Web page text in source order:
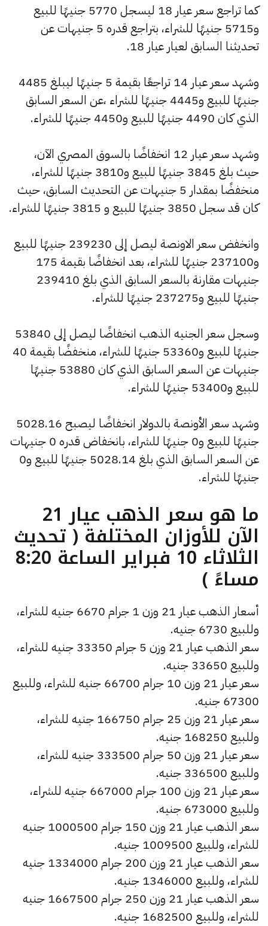
كما تراجع سعر عيار 18 ليسجل 5770 جنيهًا للبيع
و5715 جنيهًا للشراء، بتراجع قدره 5 جنيهات عن
تحديثنا السابق لعيار عيار 18.
وشهد سعر عيار 14 تراجعًا بقيمة 5 جنيهًا ليبلغ 4485
جنيهًا للبيع و4445 جنيهًا للشراء ،عن السعر السابق
الذي كان 4490 جنيهًا للبيع و4450 جنيهًا للشراء.
وشهد سعر عيار 12 انخفاضًا بالسوق المصري الآن،
حيث بلغ 3845 جنيهًا للبيع و3810 جنيهًا للشراء،
منخفضًا بمقدار 5 جنيهات عن التحديث السابق، حيث
كان قد سجل 3850 جنيهًا للبيع و 3815 جنيهًا للشراء.
وانخفض سعر الاونصة ليصل إلى 239230 جنيهًا للبيع
و237100 جنيهًا للشراء، بعد انخفاضًا بقيمة 175
جنيهات مقارنة بالسعر السابق الذي بلغ 239410
جنيهًا للبيع و237275 جنيهًا للشراء.
وسجل سعر الجنيه الذهب انخفاضًا ليصل إلى 53840
جنيهًا للبيع و53360 جنيهًا للشراء، منخفضًا بقيمة 40
جنيهات عن السعر السابق الذي كان 53880 جنيهًا
للبيع و53400 جنيهًا للشراء.
وشهد سعر الأونصة بالدولار انخفاضًا ليصبح 5028.16
جنيهًا للبيع و0 جنيهًا للشراء، بانخفاض قدره 0 جنيهات
عن السعر السابق الذي بلغ 5028.14 جنيهًا للبيع و0
جنيهًا للشراء.
ما هو سعر الذهب عيار 21
الآن للأوزان المختلفة ( تحديث
الثلاثاء 10 فبراير الساعة 8:20
مساءً )
أسعار الذهب عيار 21 وزن 1 جرام 6670 جنيه للشراء،
وللبيع 6730 جنيه.
سعر الذهب عيار 21 وزن 5 جرام 33350 جنيه للشراء،
وللبيع 33650 جنيه.
سعر عيار 21 وزن 10 جرام 66700 جنيه للشراء، وللبيع
67300 جنيه.
سعر عيار 21 وزن 25 جرام 166750 جنيه للشراء،
وللبيع 168250 جنيه.
سعر عيار 21 وزن 50 جرام 333500 جنيه للشراء،
وللبيع 336500 جنيه.
سعر عيار 21 وزن 100 جرام 667000 جنيه للشراء،
وللبيع 673000 جنيه.
سعر الذهب عيار 21 وزن 150 جرام 1000500 جنيه
للشراء، وللبيع 1009500 جنيه.
سعر الذهب عيار 21 وزن 200 جرام 1334000 جنيه
للشراء، وللبيع 1346000 جنيه.
سعر الذهب عيار 21 وزن 250 جرام 1667500 جنيه
للشراء، وللبيع 1682500 جنيه.